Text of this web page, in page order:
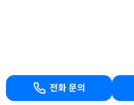
전화 문의